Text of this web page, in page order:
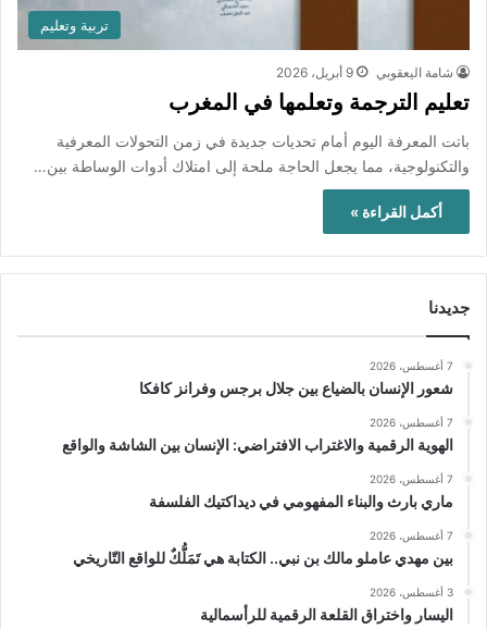
تربية وتعليم
شامة اليعقوبي 9 أبريل، 2026
تعليم الترجمة وتعلمها في المغرب
باتت المعرفة اليوم أمام تحديات جديدة في زمن التحولات المعرفية
والتكنولوجية، مما يجعل الحاجة ملحة إلى امتلاك أدوات الوساطة بين…
أكمل القراءة »
جديدنا
7 أغسطس، 2026
شعور الإنسان بالضياع بين جلال برجس وفرانز كافكا
7 أغسطس، 2026
الهوية الرقمية والاغتراب الافتراضي: الإنسان بين الشاشة والواقع
7 أغسطس، 2026
ماري بارث والبناء المفهومي في ديداكتيك الفلسفة
7 أغسطس، 2026
بين مهدي عاملو مالك بن نبي.. الكتابة هي تَمَلُّكٌ للواقع التّاريخي
3 أغسطس، 2026
اليسار واختراق القلعة الرقمية للرأسمالية